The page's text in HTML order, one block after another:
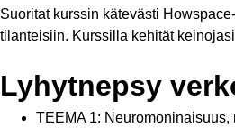
Suoritat kurssin kätevästi
tilanteisiin. Kurssilla kehität
Lyhytnepsy
TEEMA 1: